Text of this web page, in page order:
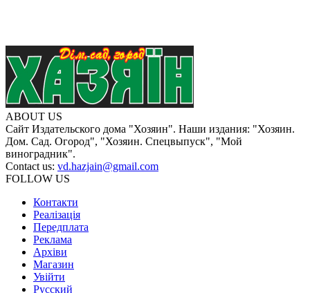
ABOUT US
Сайт Издательского дома "Хозяин". Наши издания: "Хозяин.
Дом. Сад. Огород", "Хозяин. Спецвыпуск", "Мой
виноградник".
Contact us: vd.hazjain@gmail.com
FOLLOW US
Контакти
Реалізація
Передплата
Реклама
Архіви
Магазин
Увійти
Русский